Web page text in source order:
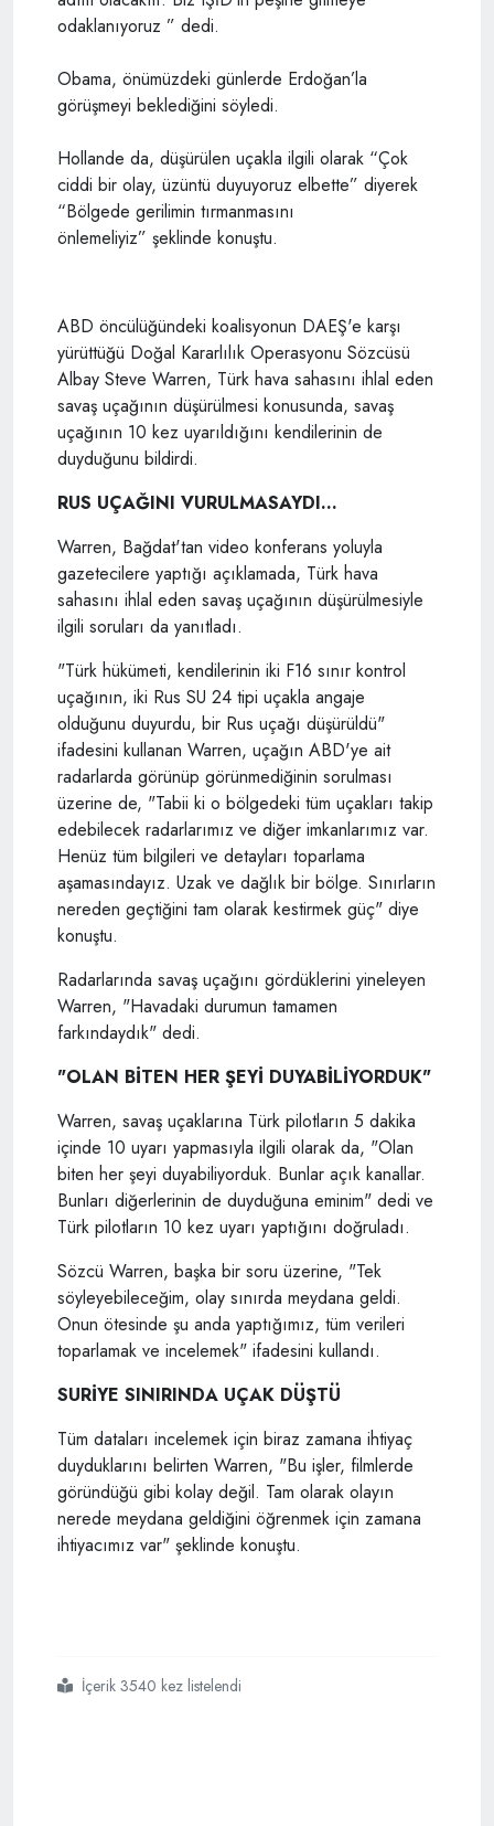
odaklanıyoruz ” dedi.
Obama, önümüzdeki günlerde Erdoğan’la
görüşmeyi beklediğini söyledi.
Hollande da, düşürülen uçakla ilgili olarak “Çok
ciddi bir olay, üzüntü duyuyoruz elbette” diyerek
“Bölgede gerilimin tırmanmasını
önlemeliyiz” şeklinde konuştu.
ABD öncülüğündeki koalisyonun DAEŞ'e karşı
yürüttüğü Doğal Kararlılık Operasyonu Sözcüsü
Albay Steve Warren, Türk hava sahasını ihlal eden
savaş uçağının düşürülmesi konusunda, savaş
uçağının 10 kez uyarıldığını kendilerinin de
duyduğunu bildirdi.
RUS UÇAĞINI VURULMASAYDI...
Warren, Bağdat'tan video konferans yoluyla
gazetecilere yaptığı açıklamada, Türk hava
sahasını ihlal eden savaş uçağının düşürülmesiyle
ilgili soruları da yanıtladı.
"Türk hükümeti, kendilerinin iki F16 sınır kontrol
uçağının, iki Rus SU 24 tipi uçakla angaje
olduğunu duyurdu, bir Rus uçağı düşürüldü"
ifadesini kullanan Warren, uçağın ABD'ye ait
radarlarda görünüp görünmediğinin sorulması
üzerine de, "Tabii ki o bölgedeki tüm uçakları takip
edebilecek radarlarımız ve diğer imkanlarımız var.
Henüz tüm bilgileri ve detayları toparlama
aşamasındayız. Uzak ve dağlık bir bölge. Sınırların
nereden geçtiğini tam olarak kestirmek güç" diye
konuştu.
Radarlarında savaş uçağını gördüklerini yineleyen
Warren, "Havadaki durumun tamamen
farkındaydık" dedi.
"OLAN BİTEN HER ŞEYİ DUYABİLİYORDUK"
Warren, savaş uçaklarına Türk pilotların 5 dakika
içinde 10 uyarı yapmasıyla ilgili olarak da, "Olan
biten her şeyi duyabiliyorduk. Bunlar açık kanallar.
Bunları diğerlerinin de duyduğuna eminim" dedi ve
Türk pilotların 10 kez uyarı yaptığını doğruladı.
Sözcü Warren, başka bir soru üzerine, "Tek
söyleyebileceğim, olay sınırda meydana geldi.
Onun ötesinde şu anda yaptığımız, tüm verileri
toparlamak ve incelemek" ifadesini kullandı.
SURİYE SINIRINDA UÇAK DÜŞTÜ
Tüm dataları incelemek için biraz zamana ihtiyaç
duyduklarını belirten Warren, "Bu işler, filmlerde
göründüğü gibi kolay değil. Tam olarak olayın
nerede meydana geldiğini öğrenmek için zamana
ihtiyacımız var" şeklinde konuştu.
#obama
#rus savaş uçağı düşürülmesi
#doğal kararlılık operasyonu sözcüsü
#albay steve warren
İçerik 3540 kez listelendi